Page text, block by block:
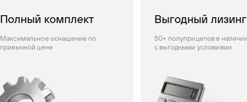
Полный комплект
Максимальное оснащение по
привычной цене
Выгодный лизинг
50+ полуприцепов в
с выгодными условиями